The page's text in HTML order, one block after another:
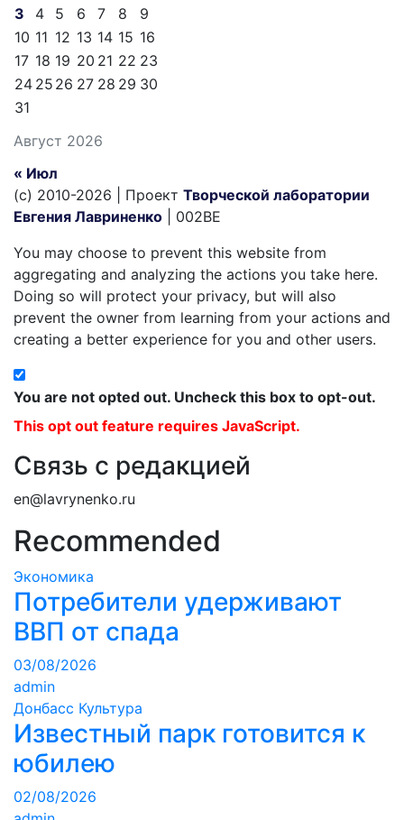
Август 2026
3
4 5 6 7 8
9
10 11 12 13 14 15 16
17 18 19 20 21 22 23
24 25 26 27 28 29 30
31
« Июл
(c) 2010-2026 | Проект Творческой лаборатории
Евгения Лавриненко | 002BE
You may choose to prevent this website from
aggregating and analyzing the actions you take here.
Doing so will protect your privacy, but will also
prevent the owner from learning from your actions and
creating a better experience for you and other users.
You are not opted out. Uncheck this box to opt-out.
This opt out feature requires JavaScript.
Связь с редакцией
en@lavrynenko.ru
Recommended
Экономика
Потребители удерживают
ВВП от спада
03/08/2026
admin
Донбасс Культура
Известный парк готовится к
юбилею
02/08/2026